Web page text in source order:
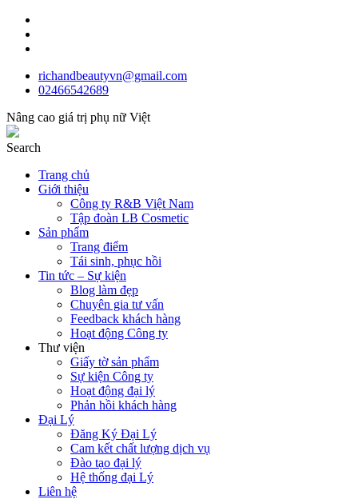
richandbeautyvn@gmail.com
02466542689
Nâng cao giá trị phụ nữ Việt
Search
Trang chủ
Giới thiệu
Công ty R&B Việt Nam
Tập đoàn LB Cosmetic
Sản phẩm
Trang điểm
Tái sinh, phục hồi
Tin tức – Sự kiện
Blog làm đẹp
Chuyên gia tư vấn
Feedback khách hàng
Hoạt động Công ty
Thư viện
Giấy tờ sản phẩm
Sự kiện Công ty
Hoạt động đại lý
Phản hồi khách hàng
Đại Lý
Đăng Ký Đại Lý
Cam kết chất lượng dịch vụ
Đào tạo đại lý
Hệ thống đại Lý
Liên hệ